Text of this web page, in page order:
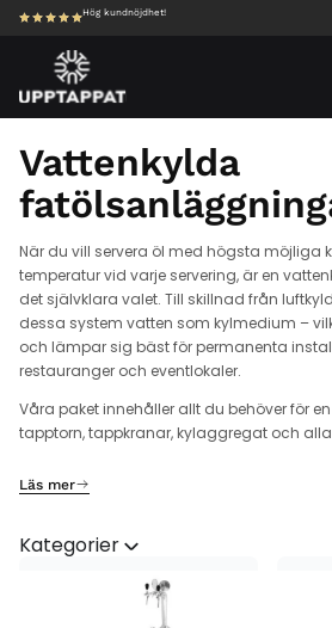
Hög kundnöjdhet!
Vattenkylda
När du vill servera öl med högsta möjliga
temperatur vid varje servering, är en
det självklara valet. Till skillnad från
dessa system vatten som kylmedium –
och lämpar sig bäst för permanenta
restauranger och eventlokaler.
Våra paket innehåller allt du behöver för
tapptorn, tappkranar, kylaggregat och
Läs mer
Kategorier